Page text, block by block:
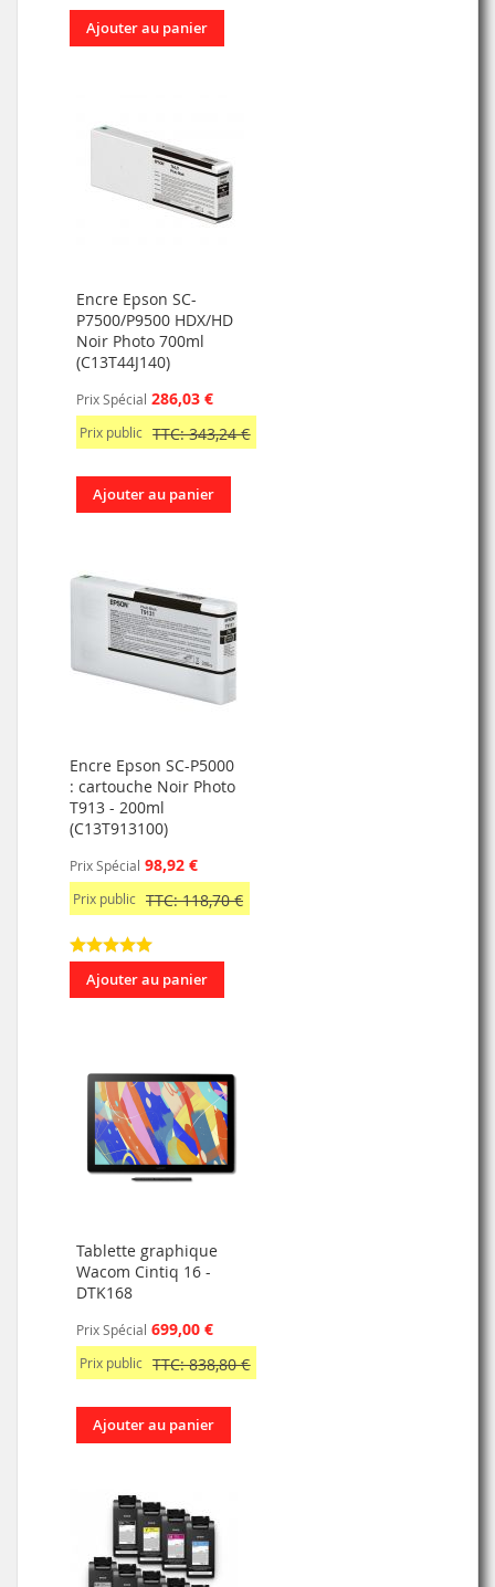
Ajouter au panier
Encre Epson SC-
P7500/P9500 HDX/HD
Noir Photo 700ml
(C13T44J140)
Prix Spécial 286,03 €
Prix public TTC: 343,24 €
Ajouter au panier
Encre Epson SC-P5000
: cartouche Noir Photo
T913 - 200ml
(C13T913100)
Prix Spécial 98,92 €
Prix public TTC: 118,70 €
Ajouter au panier
Tablette graphique
Wacom Cintiq 16 -
DTK168
Prix Spécial 699,00 €
Prix public TTC: 838,80 €
Ajouter au panier